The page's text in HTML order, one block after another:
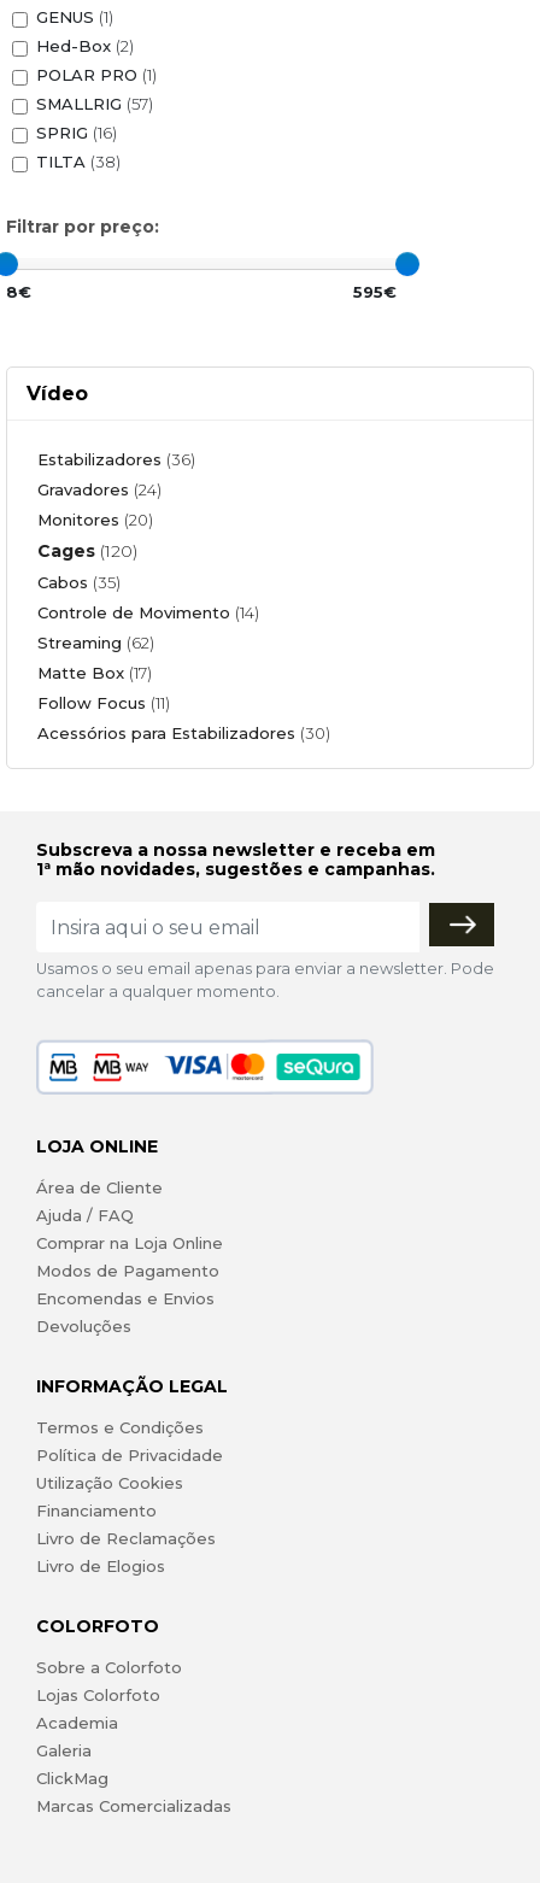
GENUS (1)
Hed-Box (2)
POLAR PRO (1)
SMALLRIG (57)
SPRIG (16)
TILTA (38)
Filtrar por preço:
8€ 595€
Vídeo
Estabilizadores (36)
Gravadores (24)
Monitores (20)
Cages (120)
Cabos (35)
Controle de Movimento (14)
Streaming (62)
Matte Box (17)
Follow Focus (11)
Acessórios para Estabilizadores (30)
Subscreva a nossa newsletter e receba em
1ª mão novidades, sugestões e campanhas.
Usamos o seu email apenas para enviar a newsletter. Pode
cancelar a qualquer momento.
LOJA ONLINE
Área de Cliente
Ajuda / FAQ
Comprar na Loja Online
Modos de Pagamento
Encomendas e Envios
Devoluções
INFORMAÇÃO LEGAL
Termos e Condições
Política de Privacidade
Utilização Cookies
Financiamento
Livro de Reclamações
Livro de Elogios
COLORFOTO
Sobre a Colorfoto
Lojas Colorfoto
Academia
Galeria
ClickMag
Marcas Comercializadas